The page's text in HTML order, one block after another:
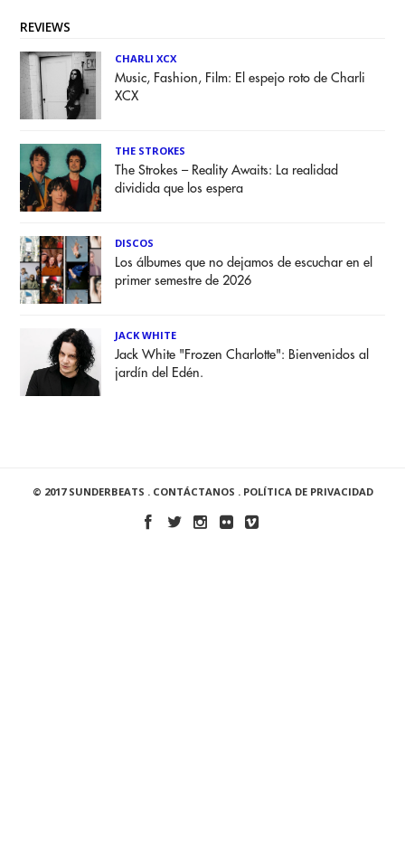
REVIEWS
CHARLI XCX
Music, Fashion, Film: El espejo roto de Charli
XCX
THE STROKES
The Strokes – Reality Awaits: La realidad
dividida que los espera
DISCOS
Los álbumes que no dejamos de escuchar en el
primer semestre de 2026
JACK WHITE
Jack White "Frozen Charlotte": Bienvenidos al
jardín del Edén.
© 2017 SUNDERBEATS . CONTÁCTANOS . POLÍTICA DE PRIVACIDAD